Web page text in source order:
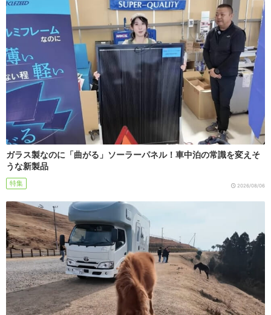
ガラス製なのに「曲がる」ソーラーパネル！車中泊の常識を変えそ
うな新製品
特集 2026/08/06